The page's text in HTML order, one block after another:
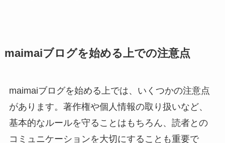
maimaiブログを始める上での注意点
maimaiブログを始める上では、いくつかの注意点
があります。著作権や個人情報の取り扱いなど、
基本的なルールを守ることはもちろん、読者との
コミュニケーションを大切にすることも重要で